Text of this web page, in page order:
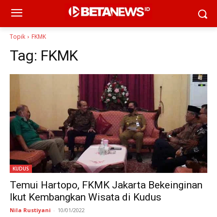
Topik FKMK
Tag: FKMK
KUDUS
Temui Hartopo, FKMK Jakarta Bekeinginan
Ikut Kembangkan Wisata di Kudus
Nila Rustiyani - 10/01/2022